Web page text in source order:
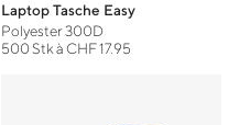
Laptop Tasche Easy
Polyester 300D
500 Stk à CHF 17.95